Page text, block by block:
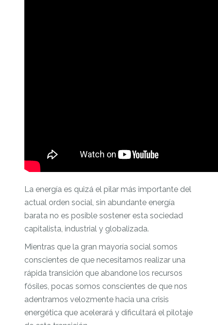
La energía es quizá el pilar más importante del
actual orden social, sin abundante energía
barata no es posible sostener esta sociedad
capitalista, industrial y globalizada.
Mientras que la gran mayoría social somos
conscientes de que necesitamos realizar una
rápida transición que abandone los recursos
fósiles, pocas somos conscientes de que nos
adentramos velozmente hacia una crisis
energética que acelerará y dificultará el pilotaje